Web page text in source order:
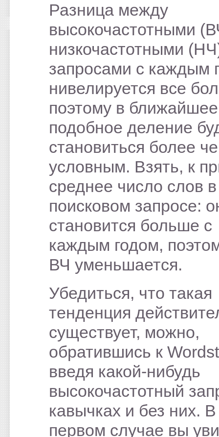
Разница между
высокочастотными
низкочастотными
запросами с каждым
нивелируется все
поэтому в
подобное деление
становиться более
условным. Взять, к
среднее число слов в
поисковом запросе:
становится больше с
каждым годом,
ВЧ уменьшается.
Убедиться, что такая
тенденция
существует, можно,
обратившись к
введя какой-нибудь
высокочастотный
кавычках и без них. В
первом случае вы